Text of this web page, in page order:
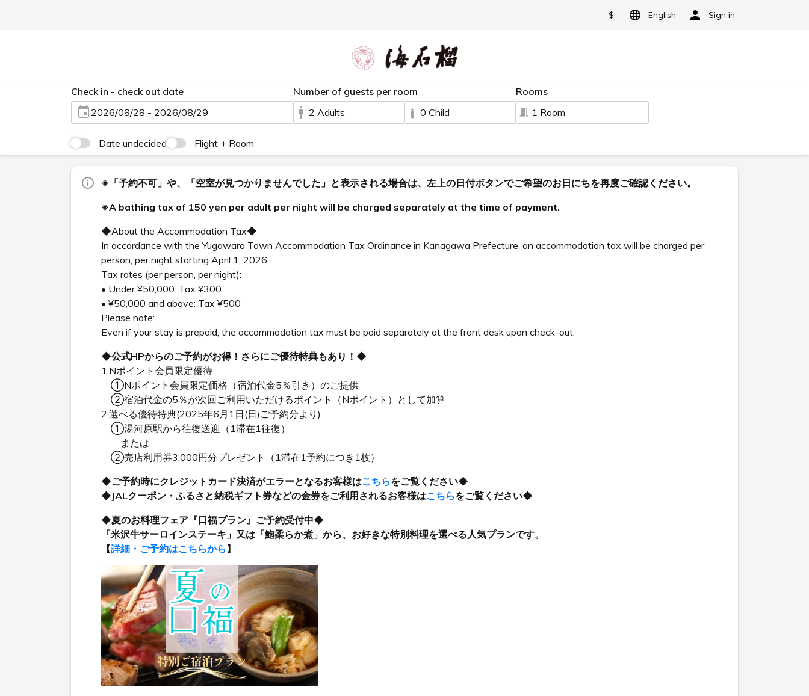
$ English Sign in
Check in - check out date
2026/08/28 - 2026/08/29
Number of guests per room
2 Adults
0 Child
Rooms
1 Room
Date undecided Flight + Room
※「予約不可」や、「空室が見つかりませんでした」と表示される場合は、左上の日付ボタンでご希望のお日にちを再度ご確認ください。
※A bathing tax of 150 yen per adult per night will be charged separately at the time of payment.
◆About the Accommodation Tax◆
In accordance with the Yugawara Town Accommodation Tax Ordinance in Kanagawa Prefecture, an accommodation tax will be charged per
person, per night starting April 1, 2026.
Tax rates (per person, per night):
• Under ¥50,000: Tax ¥300
• ¥50,000 and above: Tax ¥500
Please note:
Even if your stay is prepaid, the accommodation tax must be paid separately at the front desk upon check-out.
◆公式HPからのご予約がお得！さらにご優待特典もあり！◆
1.Nポイント会員限定優待
①Nポイント会員限定価格（宿泊代金5％引き）のご提供
②宿泊代金の5％が次回ご利用いただけるポイント（Nポイント）として加算
2.選べる優待特典(2025年6月1日(日)ご予約分より)
①湯河原駅から往復送迎（1滞在1往復）
または
②売店利用券3,000円分プレゼント（1滞在1予約につき1枚）
◆ご予約時にクレジットカード決済がエラーとなるお客様はこちらをご覧ください◆
◆JALクーポン・ふるさと納税ギフト券などの金券をご利用されるお客様はこちらをご覧ください◆
◆夏のお料理フェア『口福プラン』ご予約受付中◆
「米沢牛サーロインステーキ」又は「鮑柔らか煮」から、お好きな特別料理を選べる人気プランです。
【詳細・ご予約はこちらから 】